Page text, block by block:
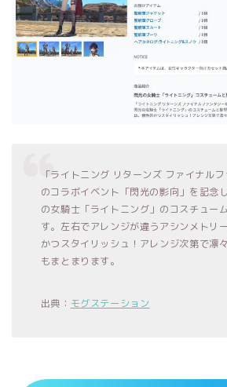
「ライトニング リターンズ ファイナル
のコラボイベント「閃光の影向」を記念
の女騎士「ライトニング」のコスチュー
す。左右でアレンジが違うアシンメトリ
かつスタイリッシュ！アレンジ次第で凛
もまとまります。
出典： モグステーション